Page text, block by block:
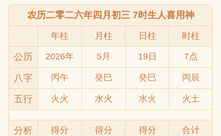
农历二零二六年四月初三 7时生人喜用神
年柱 月柱 日柱 时柱
公历 2026年 5月 19日 7点
八字 丙午 癸巳 癸巳 丙辰
五行 火火 水火 水火 火土
分析 得分 得分 得分 合计